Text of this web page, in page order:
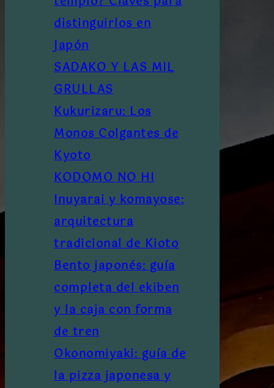
distinguirlos en
Japón
SADAKO Y LAS MIL
GRULLAS
Kukurizaru: Los
Monos Colgantes de
Kyoto
KODOMO NO HI
Inuyarai y komayose:
arquitectura
tradicional de Kioto
Bento japonés: guía
completa del ekiben
y la caja con forma
de tren
Okonomiyaki: guía de
la pizza japonesa y